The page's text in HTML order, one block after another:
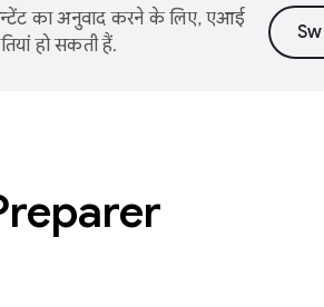
का अनुवाद करने के लिए, एआई
हो सकती हैं.